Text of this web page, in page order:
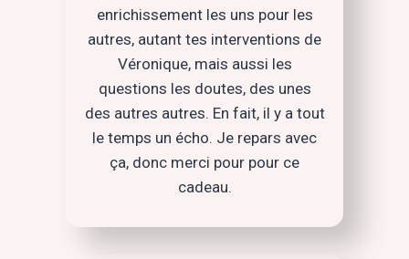
enrichissement les uns pour les
autres, autant tes interventions de
Véronique, mais aussi les
questions les doutes, des unes
des autres autres. En fait, il y a tout
le temps un écho. Je repars avec
ça, donc merci pour pour ce
cadeau.